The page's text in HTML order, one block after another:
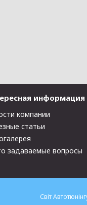
информация
компании
статьи
задаваемые вопросы